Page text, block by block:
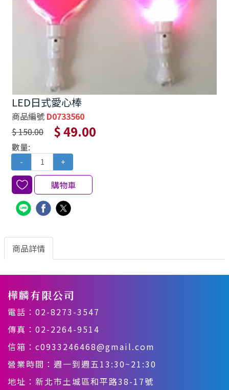
LED日式愛心棒
商品編號 D0733560
$ 150.00
$ 49.00
數量:
- +
購物車
商品詳情
樺麟有限公司
電話： 02-8273-3547
傳真：02-2264-9514
信箱： c0933246468@gmail.com
營業時間：週一到週五13:30~21:30
地址： 新北市土城區和平路38-17號